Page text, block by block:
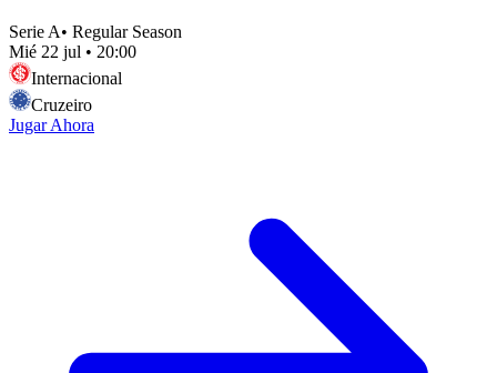
Serie A• Regular Season
Mié 22 jul • 20:00
Internacional
Cruzeiro
Jugar Ahora